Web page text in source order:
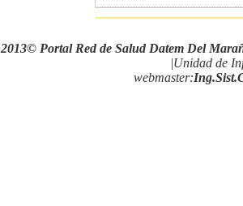
2013© Portal Red de Salud Datem Del
|Unidad de
webmaster: